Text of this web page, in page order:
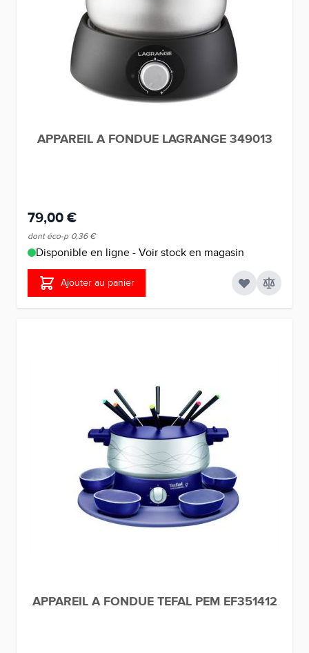
APPAREIL A FONDUE LAGRANGE 349013
79,00 €
dont éco-p 0,36 €
Disponible en ligne - Voir stock en magasin
Ajouter au panier
APPAREIL A FONDUE TEFAL PEM EF351412